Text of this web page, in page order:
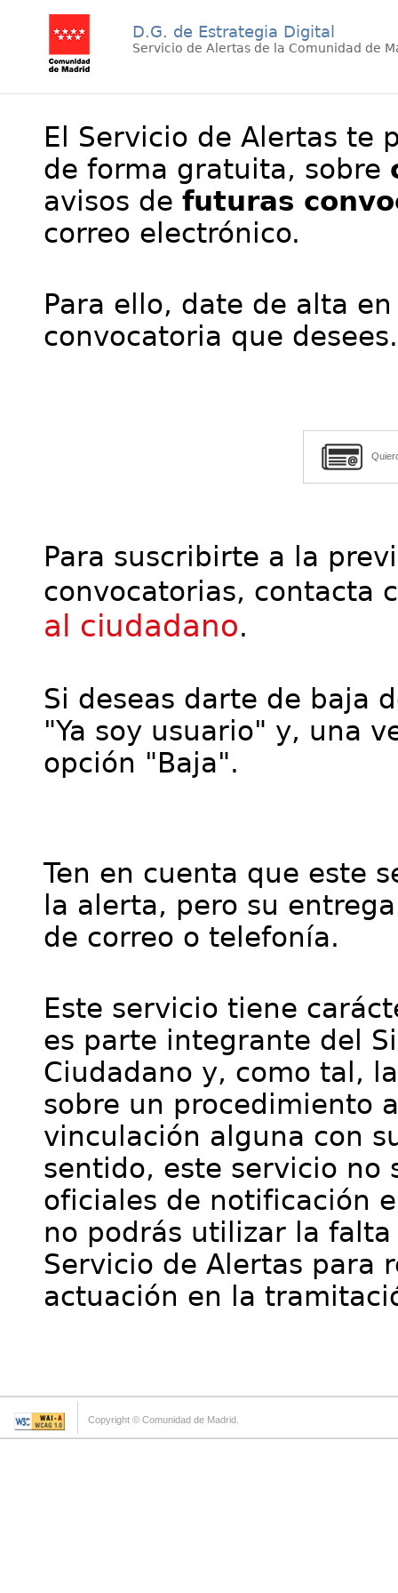
D.G. de Estrategia Digital
Servicio de Alertas de la Comunidad de
El Servicio de Alertas te
de forma gratuita, sobre
avisos de futuras
correo electrónico.
Para ello, date de alta
convocatoria que desees.
Para suscribirte a la
convocatorias, contacta
al ciudadano.
Si deseas darte de baja
"Ya soy usuario" y, una
opción "Baja".
Ten en cuenta que este
la alerta, pero su
de correo o telefonía.
Este servicio tiene
es parte integrante del
Ciudadano y, como tal,
sobre un procedimiento
vinculación alguna con
sentido, este servicio no
oficiales de notificación
no podrás utilizar la
Servicio de Alertas para
actuación en la
Copyright © Comunidad de Madrid.